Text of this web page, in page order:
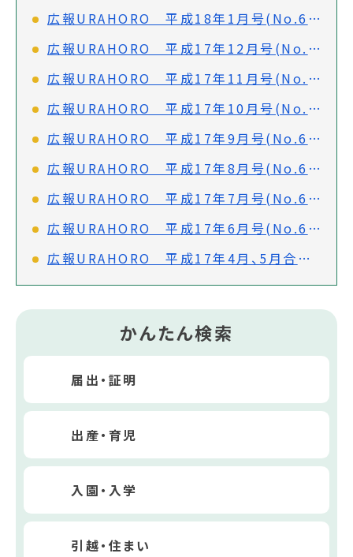
広報URAHORO 平成18年1月号(No.645)
広報URAHORO 平成17年12月号(No.644)
広報URAHORO 平成17年11月号(No.643)
広報URAHORO 平成17年10月号(No.642)
広報URAHORO 平成17年9月号(No.641)
広報URAHORO 平成17年8月号(No.640)
広報URAHORO 平成17年7月号(No.639)
広報URAHORO 平成17年6月号(No.638)
広報URAHORO 平成17年4月、5月合併号(No.637)
かんたん検索
届出・証明
出産・育児
入園・入学
引越・住まい